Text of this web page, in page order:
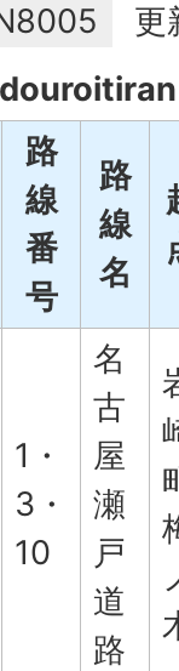
更
路
線
番
号
路
線
名
1・
3・
10
名
古
屋
瀬
戸
道
路